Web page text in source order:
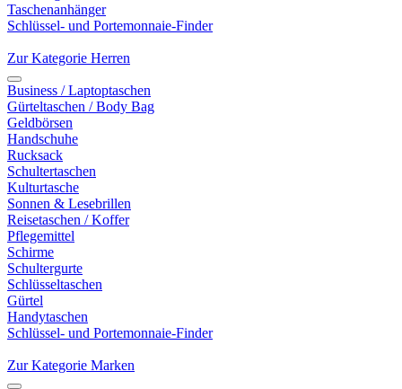
Taschenanhänger
Schlüssel- und Portemonnaie-Finder
Zur Kategorie Herren
Business / Laptoptaschen
Gürteltaschen / Body Bag
Geldbörsen
Handschuhe
Rucksack
Schultertaschen
Kulturtasche
Sonnen & Lesebrillen
Reisetaschen / Koffer
Pflegemittel
Schirme
Schultergurte
Schlüsseltaschen
Gürtel
Handytaschen
Schlüssel- und Portemonnaie-Finder
Zur Kategorie Marken